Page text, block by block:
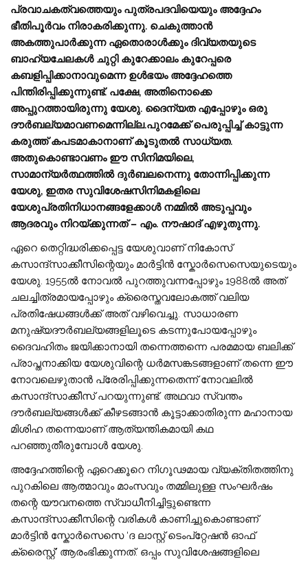
പ്രവാചകത്വത്തെയും പുത്രപദവിയെയും അദ്ദേഹം
ഭീതിപൂര്‍വം നിരാകരിക്കുന്നു. ചെകുത്താന്‍
അകത്തുപാര്‍ക്കുന്ന ഏതൊരാള്‍ക്കും ദിവ്യതയുടെ
ബാഹ്യചേലകള്‍ ചുറ്റി കുറേക്കാലം കുറേപ്പരെ
കബളിപ്പിക്കാനാവുമെന്ന ഉള്‍ഭയം അദ്ദേഹത്തെ
പിന്തിരിപ്പിക്കുന്നുണ്ട്. പക്ഷേ, അതിനൊക്കെ
അപ്പുറത്തായിരുന്നു യേശു. ദൈന്യത എപ്പോഴും ഒരു
ദൗര്‍ബല്യമാവണമെന്നില്ല.പുറമേക്ക് പെരുപ്പിച്ച് കാട്ടുന്ന
കരുത്ത് കപടമാകാനാണ് കൂടുതല്‍ സാധ്യത.
അതുകൊണ്ടാവണം ഈ സിനിമയിലെ,
സാമാന്യര്‍ത്ഥത്തില്‍ ദുര്‍ബലനെന്നു തോന്നിപ്പിക്കുന്ന
യേശു, ഇതര സുവിശേഷസിനിമകളിലെ
യേശുപ്രതിനിധാനങ്ങളേക്കാള്‍ നമ്മില്‍ അടുപ്പവും
ആദരവും നിറയ്ക്കുന്നത് – എം. നൗഷാദ് എഴുതുന്നു​.
​ഏറെ തെറ്റിദ്ധരിക്കപ്പെട്ട യേശുവാണ് നികോസ്
കസാന്ദ്സാക്കീസിന്റെയും മാര്‍ട്ടിന്‍ സ്കോര്‍സെസെയുടെയും
യേശു. 1955ല്‍ നോവല്‍ പുറത്തുവന്നപ്പോഴും 1988ല്‍ അത്
ചലച്ചിത്രമായപ്പോഴും ക്രൈസ്തവലോകത്ത് വലിയ
പ്രതിഷേധങ്ങള്‍ക്ക് അത് വഴിവെച്ചു. സാധാരണ
മനുഷ്യദൗര്‍ബല്യങ്ങളിലൂടെ കടന്നുപോയപ്പോഴും
ദൈവഹിതം ജയിക്കാനായി തന്നെത്തന്നെ പരമമായ ബലിക്ക്
പ്രാപ്തനാക്കിയ യേശുവിന്റെ ധര്‍മസങ്കടങ്ങളാണ് തന്നെ ഈ
നോവലെഴുതാൻ പ്രേരിപ്പിക്കുന്നതെന്ന് നോവലില്‍
കസാന്ദ്സാക്കീസ് പറയുന്നുണ്ട്. അഥവാ സ്വന്തം
ദൗര്‍ബല്യങ്ങള്‍ക്ക് കീഴടങ്ങാന്‍ കൂട്ടാക്കാതിരുന്ന മഹാനായ
മിശിഹ തന്നെയാണ് ആത്യന്തികമായി കഥ
പറഞ്ഞുതീരുമ്പോള്‍ യേശു.
അദ്ദേഹത്തിന്റെ ഏറെക്കൂറെ നിഗൂഢമായ വ്യക്തിതത്തിനു
പുറകിലെ ആത്മാവും മാംസവും തമ്മിലുള്ള സംഘര്‍ഷം
തന്റെ യൗവനത്തെ സ്വാധീനിച്ചിട്ടുണ്ടെന്ന
കസാന്ദ്സാക്കീസിന്റെ വരികള്‍ കാണിച്ചുകൊണ്ടാണ്
മാര്‍ട്ടിന്‍ സ്കോര്‍സെസെ ‘ദ ലാസ്റ്റ് ടെംപ്റ്റേഷന്‍ ഓഫ്
ക്രൈസ്റ്റ്’ ആരംഭിക്കുന്നത്. ഒപ്പം സുവിശേഷങ്ങളിലെ